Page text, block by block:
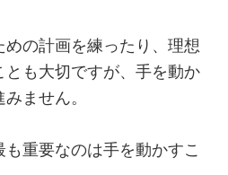
の計画を練ったり、理想
も大切ですが、手を動か
ません。
重要なのは手を動かすこ